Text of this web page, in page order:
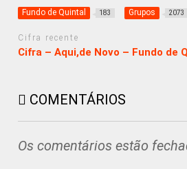
Fundo de Quintal 183 Grupos 2073
Cifra recente
Cifra – Aqui,de Novo – Fundo de
COMENTÁRIOS
Os comentários estão